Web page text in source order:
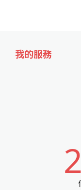
我的服務